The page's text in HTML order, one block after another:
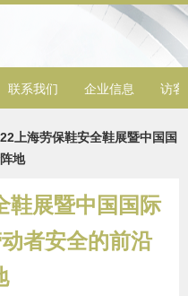
联系我们 企业信息 访客
上海劳保鞋安全鞋展暨中国国
地
鞋展暨中国国际
者安全的前沿